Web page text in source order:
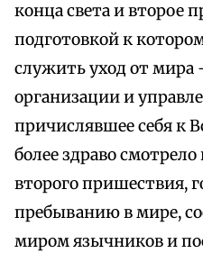
конца света и второе
подготовкой к
служить уход от
организации и
причислявшее себя к
более здраво
второго пришествия,
пребыванию в мире,
миром язычников и